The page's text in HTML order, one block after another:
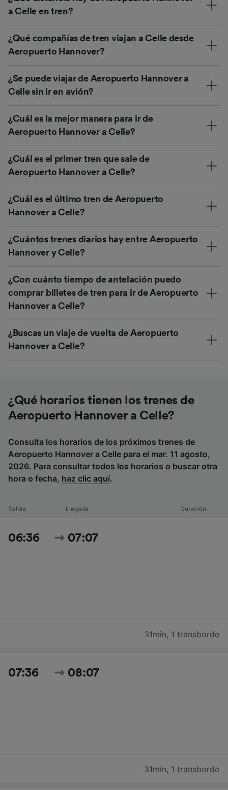
a Celle en tren?
¿Qué compañías de tren viajan a Celle desde
Aeropuerto Hannover?
¿Se puede viajar de Aeropuerto Hannover a
Celle sin ir en avión?
¿Cuál es la mejor manera para ir de
Aeropuerto Hannover a Celle?
¿Cuál es el primer tren que sale de
Aeropuerto Hannover a Celle?
¿Cuál es el último tren de Aeropuerto
Hannover a Celle?
¿Cuántos trenes diarios hay entre Aeropuerto
Hannover y Celle?
¿Con cuánto tiempo de antelación puedo
comprar billetes de tren para ir de Aeropuerto
Hannover a Celle?
¿Buscas un viaje de vuelta de Aeropuerto
Hannover a Celle?
¿Qué horarios tienen los trenes de
Aeropuerto Hannover a Celle?
Consulta los horarios de los próximos trenes de
Aeropuerto Hannover a Celle para el mar. 11 agosto,
2026. Para consultar todos los horarios o buscar otra
hora o fecha, haz clic aquí.
Salida Llegada Duración
06:36 07:07
31min, 1 transbordo
07:36 08:07
31min, 1 transbordo